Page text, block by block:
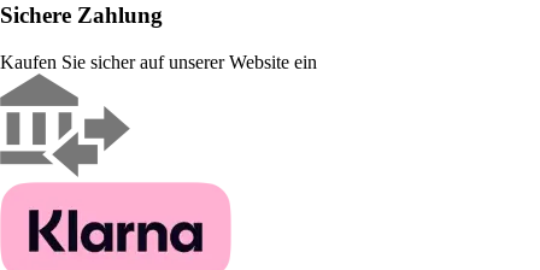
Sichere Zahlung
Kaufen Sie sicher auf unserer Website ein